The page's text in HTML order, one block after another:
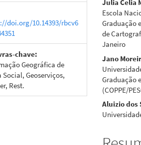
doi.org/10.14393/rbcv6
chave:
Geográﬁca de
Social, Geoserviços,
Rest.
Julia Celia
Escola
Graduação
de
Janeiro
Jano
Graduação
(COPPE/
Aluizio dos